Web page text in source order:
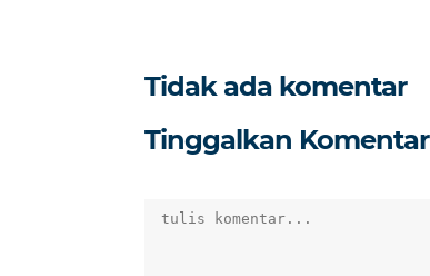
Tidak ada komentar
Tinggalkan Komentar